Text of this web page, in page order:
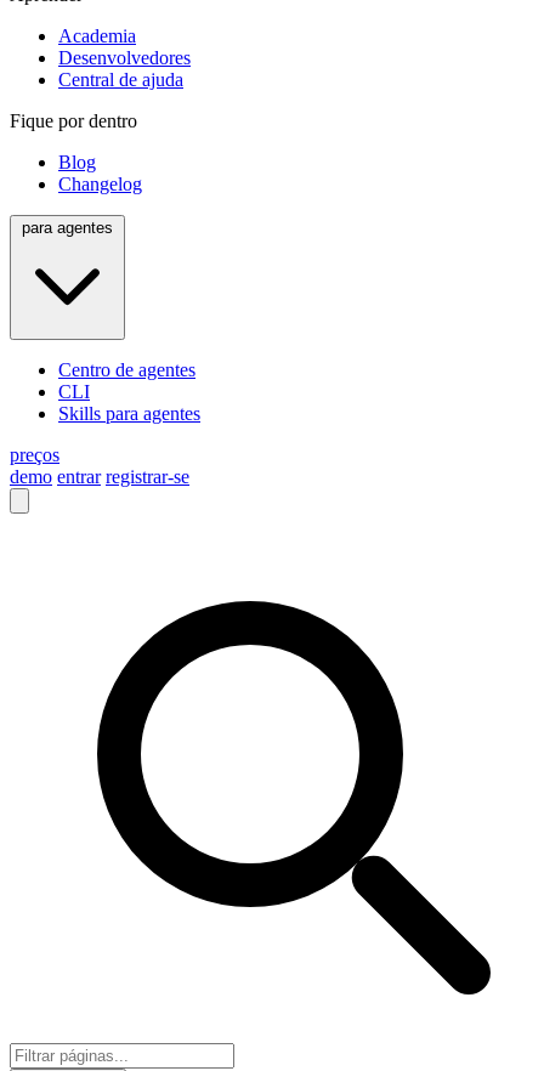
Academia
Desenvolvedores
Central de ajuda
Fique por dentro
Blog
Changelog
Centro de agentes
CLI
Skills para agentes
preços
demo entrar registrar-se